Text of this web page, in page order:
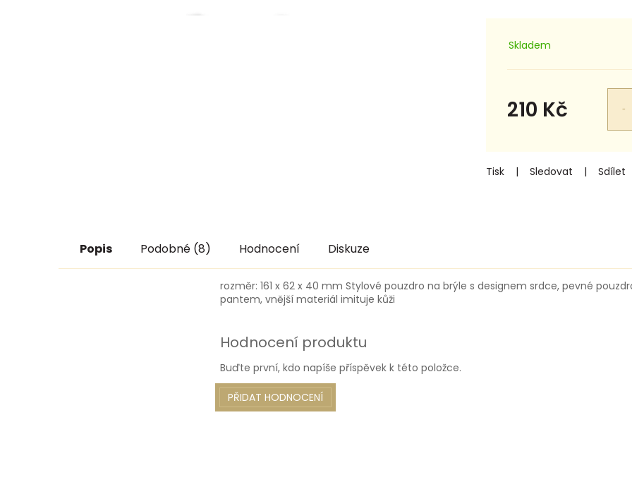
Skladem
210 Kč
Tisk
Sledovat Sdílet
Popis Podobné (8) Hodnocení Diskuze
rozměr: 161 x 62 x 40 mm Stylové pouzdro na brýle s designem srdce, pevné
pantem, vnější materiál imituje kůži
Hodnocení produktu
Buďte první, kdo napíše příspěvek k této položce.
PŘIDAT HODNOCENÍ